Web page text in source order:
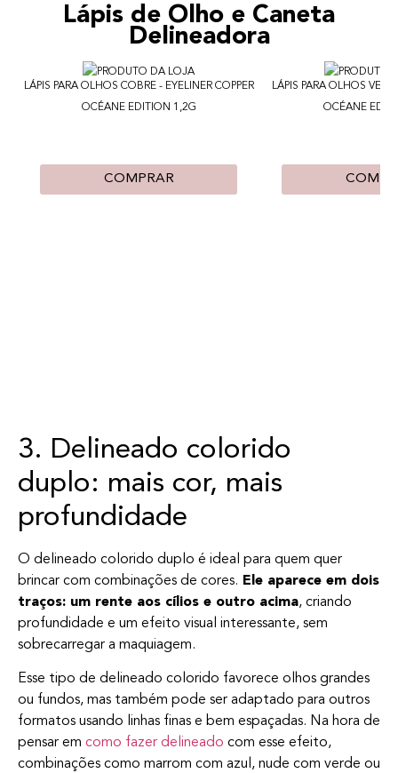
Lápis de Olho e Caneta
Delineadora
LÁPIS PARA OLHOS COBRE - EYELINER COPPER
OCÉANE EDITION 1,2G
COMPRAR
LÁPIS PARA OLHOS
OCÉANE
3. Delineado colorido
duplo: mais cor, mais
profundidade
O delineado colorido duplo é ideal para quem quer
brincar com combinações de cores. Ele aparece em dois
traços: um rente aos cílios e outro acima, criando
profundidade e um efeito visual interessante, sem
sobrecarregar a maquiagem.
Esse tipo de delineado colorido favorece olhos grandes
ou fundos, mas também pode ser adaptado para outros
formatos usando linhas finas e bem espaçadas. Na hora de
pensar em como fazer delineado com esse efeito,
combinações como marrom com azul, nude com verde ou